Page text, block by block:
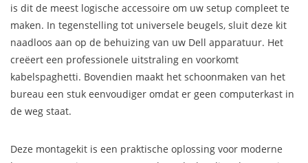
is dit de meest logische accessoire om uw setup compleet te
maken. In tegenstelling tot universele beugels, sluit deze kit
naadloos aan op de behuizing van uw Dell apparatuur. Het
creëert een professionele uitstraling en voorkomt
kabelspaghetti. Bovendien maakt het schoonmaken van het
bureau een stuk eenvoudiger omdat er geen computerkast in
de weg staat.
Deze montagekit is een praktische oplossing voor moderne